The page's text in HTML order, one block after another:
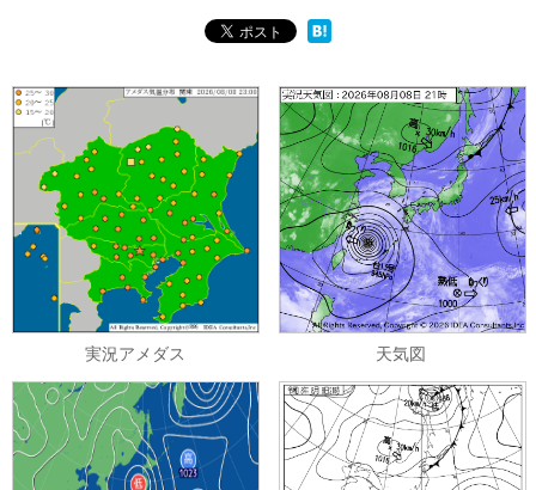
実況アメダス 天気図